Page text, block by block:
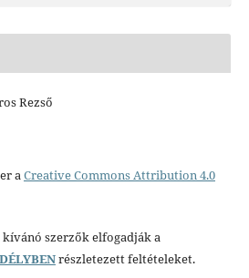
Rezső
aCreative Commons Attribution 4.0
szerzők elfogadják a
részletezett feltételeket.